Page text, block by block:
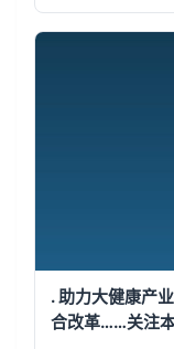
. 助力大健康产
合改革……关注